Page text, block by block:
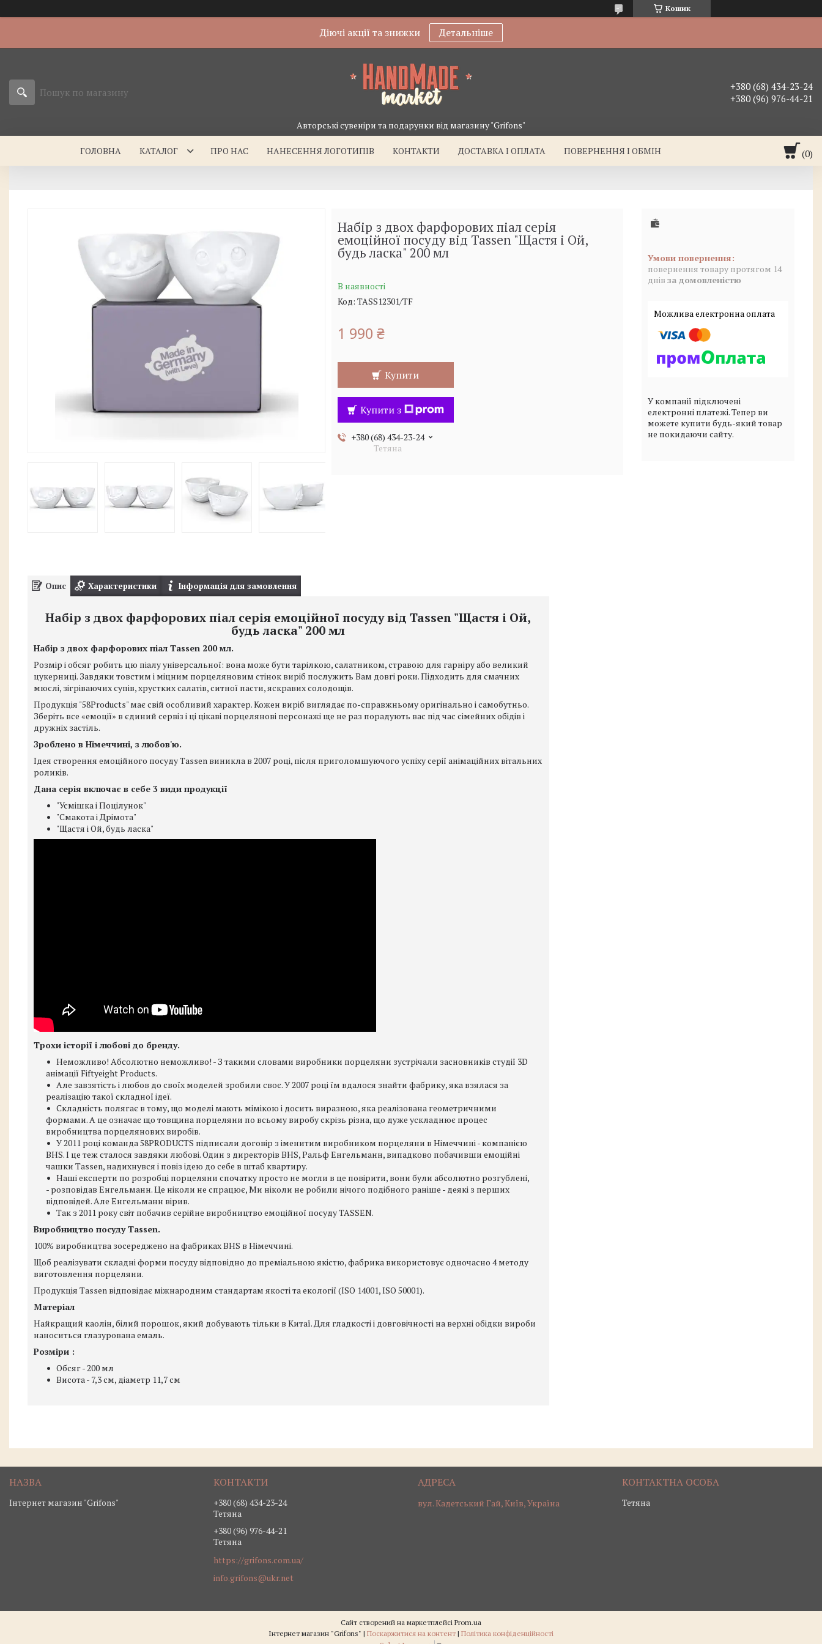
Кошик
Діючі акції та знижки Детальніше
Авторські сувеніри та подарунки від магазину "Grifons"
+380 (68) 434-23-24
+380 (96) 976-44-21
ГОЛОВНА КАТАЛОГ ПРО НАС НАНЕСЕННЯ ЛОГОТИПІВ КОНТАКТИ ДОСТАВКА І ОПЛАТА ПОВЕРНЕННЯ І ОБМІН
Набір з двох фарфорових піал серія
емоційної посуду від Tassen "Щастя і Ой,
будь ласка" 200 мл
В наявності
Код: TASS12301/TF
1 990 ₴
Купити
Купити з
+380 (68) 434-23-24
Тетяна
повернення товару протягом 14
днів за домовленістю
У компанії підключені
електронні платежі. Тепер ви
можете купити будь-який товар
не покидаючи сайту.
Опис Характеристики Інформація для замовлення
Набір з двох фарфорових піал серія емоційної посуду від Tassen "Щастя і Ой,
будь ласка" 200 мл
Набір з двох фарфорових піал Tassen 200 мл.
Розмір і обсяг робить цю піалу універсальної: вона може бути тарілкою, салатником, стравою для гарніру або великий
цукерниці. Завдяки товстим і міцним порцеляновим стінок виріб послужить Вам довгі роки. Підходить для смачних
мюслі, зігріваючих супів, хрустких салатів, ситної пасти, яскравих солодощів.
Продукція "58Products" має свій особливий характер. Кожен виріб виглядає по-справжньому оригінально і самобутньо.
Зберіть все «емоції» в єдиний сервіз і ці цікаві порцелянові персонажі ще не раз порадують вас під час сімейних обідів і
дружніх застіль.
Зроблено в Німеччині, з любов'ю.
Ідея створення емоційного посуду Tassen виникла в 2007 році, після приголомшуючого успіху серії анімаційних вітальних
роликів.
Дана серія включає в себе 3 види продукції
"Усмішка і Поцілунок"
"Смакота і Дрімота"
"Щастя і Ой, будь ласка"
Трохи історії і любові до бренду.
Неможливо! Абсолютно неможливо! - З такими словами виробники порцеляни зустрічали засновників студії 3D
анімації Fiftyeight Products.
Але завзятість і любов до своїх моделей зробили своє. У 2007 році їм вдалося знайти фабрику, яка взялася за
реалізацію такої складної ідеї.
Складність полягає в тому, що моделі мають мімікою і досить виразною, яка реалізована геометричними
формами. А це означає що товщина порцеляни по всьому виробу скрізь різна, що дуже ускладнює процес
виробництва порцелянових виробів.
У 2011 році команда 58PRODUCTS підписали договір з іменитим виробником порцеляни в Німеччині - компанією
BHS. І це теж сталося завдяки любові. Один з директорів BHS, Ральф Енгельманн, випадково побачивши емоційні
чашки Tassen, надихнувся і повіз ідею до себе в штаб квартиру.
Наші експерти по розробці порцеляни спочатку просто не могли в це повірити, вони були абсолютно розгублені,
- розповідав Енгельманн. Це ніколи не спрацює, Ми ніколи не робили нічого подібного раніше - деякі з перших
відповідей. Але Енгельманн вірив.
Так з 2011 року світ побачив серійне виробництво емоційної посуду TASSEN.
Виробництво посуду Tassen.
100% виробництва зосереджено на фабриках BHS в Німеччині.
Щоб реалізувати складні форми посуду відповідно до преміальною якістю, фабрика використовує одночасно 4 методу
виготовлення порцеляни.
Продукція Tassen відповідає міжнародним стандартам якості та екології (ISO 14001, ISO 50001).
Матеріал
Найкращий каолін, білий порошок, який добувають тільки в Китаї. Для гладкості і довговічності на верхні обідки вироби
наноситься глазурована емаль.
Розміри :
Обсяг - 200 мл
Висота - 7,3 см, діаметр 11,7 см
Інтернет магазин "Grifons"
+380 (68) 434-23-24
Тетяна
+380 (96) 976-44-21
Тетяна
https://grifons.com.ua/
info.grifons@ukr.net
вул. Кадетський Гай, Київ, Україна Тетяна
Сайт створений на маркетплейсі Prom.ua
Інтернет магазин "Grifons" | Поскаржитися на контент | Політика конфіденційності